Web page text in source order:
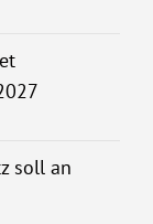
soll an